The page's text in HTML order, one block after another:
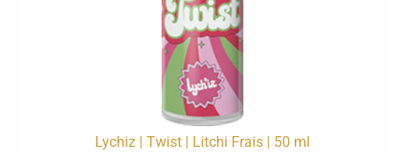
Lychiz | Twist | Litchi Frais | 50 ml